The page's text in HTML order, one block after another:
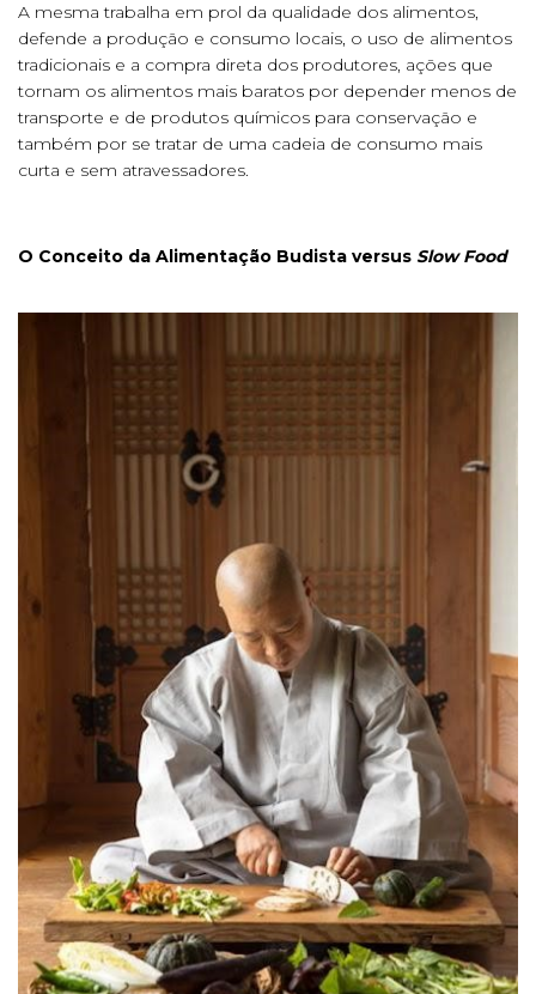
A mesma trabalha em prol da qualidade dos alimentos,
defende a produção e consumo locais, o uso de alimentos
tradicionais e a compra direta dos produtores, ações que
tornam os alimentos mais baratos por depender menos de
transporte e de produtos químicos para conservação e
também por se tratar de uma cadeia de consumo mais
curta e sem atravessadores.
O Conceito da Alimentação Budista versus Slow Food